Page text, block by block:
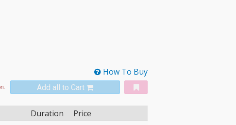
How To Buy
Add all to Cart
Duration
Price